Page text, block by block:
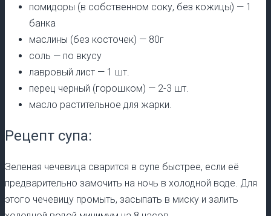
помидоры (в собственном соку, без кожицы) — 1
банка
маслины (без косточек) — 80г
соль — по вкусу
лавровый лист — 1 шт.
перец черный (горошком) — 2-3 шт.
масло растительное для жарки.
Рецепт супа:
Зеленая чечевица сварится в супе быстрее, если её
предварительно замочить на ночь в холодной воде. Для
этого чечевицу промыть, засыпать в миску и залить